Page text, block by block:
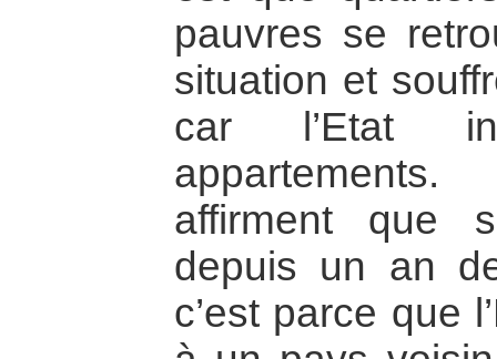
pauvres se
situation et
car l’Etat
appartements.
affirment que
depuis un an
c’est parce que